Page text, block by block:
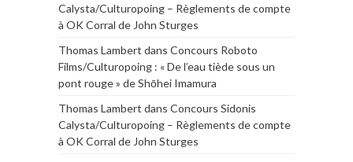
Calysta/Culturopoing – Règlements de compte
à OK Corral de John Sturges
Thomas Lambert dans Concours Roboto
Films/Culturopoing : « De l’eau tiède sous un
pont rouge » de Shōhei Imamura
Thomas Lambert dans Concours Sidonis
Calysta/Culturopoing – Règlements de compte
à OK Corral de John Sturges